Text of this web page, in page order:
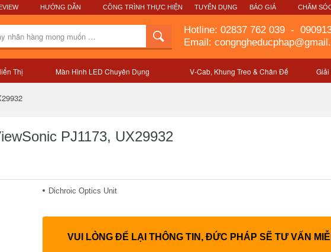
HƯỚNG DẪN CÔNG TRÌNH THỰC HIỆN TUYỂN DỤNG BÁO GIÁ CHĂM
Hotline: 02837 762 039 -
Email:
Mô tả sản phẩm
Thị Màn Hình LED Chuyên Dụng V-Cab, Khung Treo & Chân Đế Giải
PJ1173, UX29932
Dichroic Optics Unit
VUI LÒNG ĐỂ LẠI THÔNG TIN, ĐỨC PHÁP SẼ TƯ VẤN